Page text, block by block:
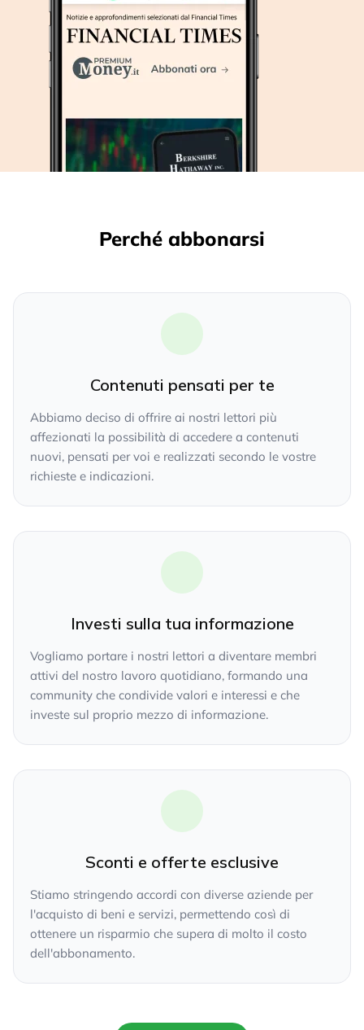
Perché abbonarsi
Contenuti pensati per te
Abbiamo deciso di offrire ai nostri lettori più
affezionati la possibilità di accedere a contenuti
nuovi, pensati per voi e realizzati secondo le vostre
richieste e indicazioni.
Investi sulla tua informazione
Vogliamo portare i nostri lettori a diventare membri
attivi del nostro lavoro quotidiano, formando una
community che condivide valori e interessi e che
investe sul proprio mezzo di informazione.
Sconti e offerte esclusive
Stiamo stringendo accordi con diverse aziende per
l'acquisto di beni e servizi, permettendo così di
ottenere un risparmio che supera di molto il costo
dell'abbonamento.